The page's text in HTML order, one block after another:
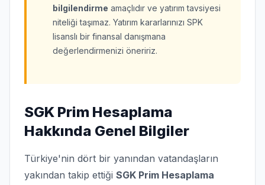
bilgilendirme amaçlıdır ve yatırım tavsiyesi
niteliği taşımaz. Yatırım kararlarınızı SPK
lisanslı bir finansal danışmana
değerlendirmenizi öneririz.
SGK Prim Hesaplama
Hakkında Genel Bilgiler
Türkiye'nin dört bir yanından vatandaşların
yakından takip ettiği SGK Prim Hesaplama